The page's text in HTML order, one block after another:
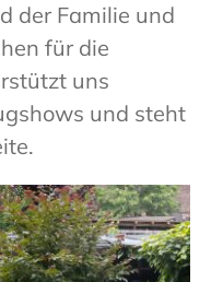
der Familie und
für die
uns
und steht